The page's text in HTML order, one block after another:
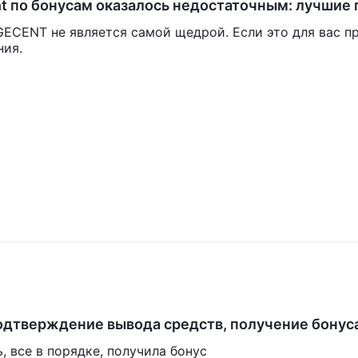
к глобальному валютному рынку, предлагая широкий
до экзотических. Это позволяет трейдерам спекулировать на
ликвидность и 24/5 характер рынка Форекс.
продукты, такие как пшеница и кукуруза.
и промышленными металлами, включая золото,
торговать акциями ведущих мировых компаний, позволяя
из ведущих мировых фондовых индексов, таким как
бонусам оказалось недостаточным: лучшие
не является самой щедрой. Если это для вас
вывода средств, получение
в порядке, получила бонус